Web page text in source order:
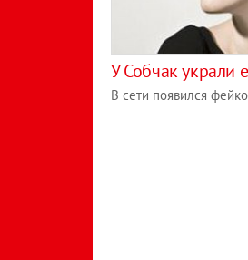
У Собчак украли
В сети появился